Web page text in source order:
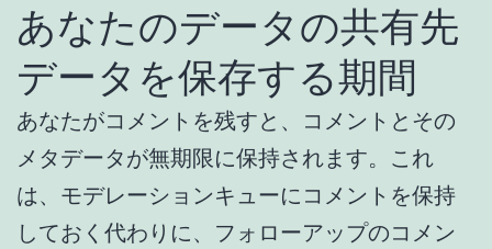
あなたのデータの共有先
データを保存する期間
あなたがコメントを残すと、コメントとその
メタデータが無期限に保持されます。これ
は、モデレーションキューにコメントを保持
しておく代わりに、フォローアップのコメン